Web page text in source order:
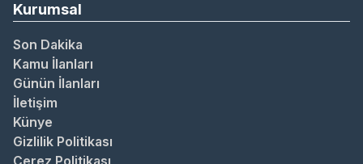
Kurumsal
Son Dakika
Kamu İlanları
Günün İlanları
İletişim
Künye
Gizlilik Politikası